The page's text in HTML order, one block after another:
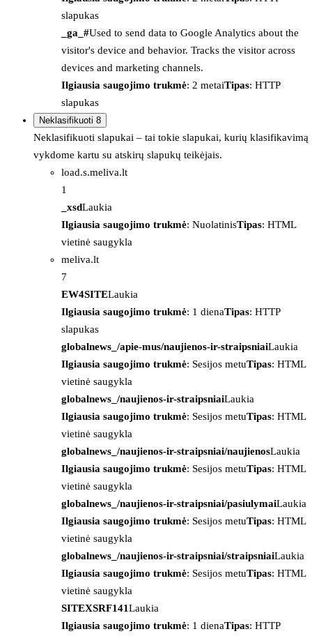
slapukas
_ga_#Used to send data to Google Analytics about the
visitor's device and behavior. Tracks the visitor across
devices and marketing channels.
Ilgiausia saugojimo trukmė: 2 metaiTipas: HTTP
slapukas
Neklasifikuoti 8
Neklasifikuoti slapukai – tai tokie slapukai, kurių klasifikavimą
vykdome kartu su atskirų slapukų teikėjais.
load.s.meliva.lt
1
_xsdLaukia
Ilgiausia saugojimo trukmė: NuolatinisTipas: HTML
vietinė saugykla
meliva.lt
7
EW4SITELaukia
Ilgiausia saugojimo trukmė: 1 dienaTipas: HTTP
slapukas
globalnews_/apie-mus/naujienos-ir-straipsniaiLaukia
Ilgiausia saugojimo trukmė: Sesijos metuTipas: HTML
vietinė saugykla
globalnews_/naujienos-ir-straipsniaiLaukia
Ilgiausia saugojimo trukmė: Sesijos metuTipas: HTML
vietinė saugykla
globalnews_/naujienos-ir-straipsniai/naujienosLaukia
Ilgiausia saugojimo trukmė: Sesijos metuTipas: HTML
vietinė saugykla
globalnews_/naujienos-ir-straipsniai/pasiulymaiLaukia
Ilgiausia saugojimo trukmė: Sesijos metuTipas: HTML
vietinė saugykla
globalnews_/naujienos-ir-straipsniai/straipsniaiLaukia
Ilgiausia saugojimo trukmė: Sesijos metuTipas: HTML
vietinė saugykla
SITEXSRF141Laukia
Ilgiausia saugojimo trukmė: 1 dienaTipas: HTTP